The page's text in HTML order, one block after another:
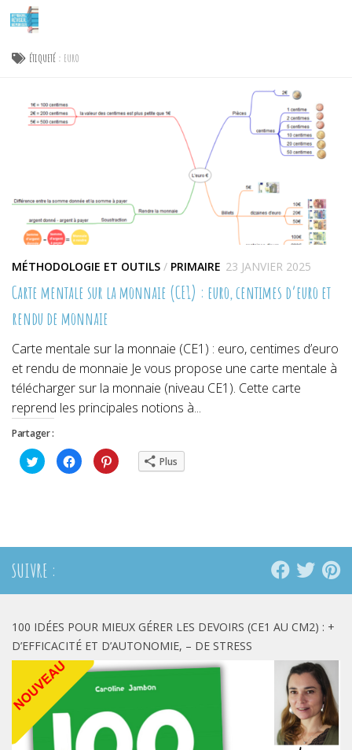
Skip to content
ÉTIQUETÉ : EURO
MÉTHODOLOGIE ET OUTILS / PRIMAIRE 23 JANVIER 2025
Carte mentale sur la monnaie (CE1) : euro, centimes d’euro et
rendu de monnaie
Carte mentale sur la monnaie (CE1) : euro, centimes d’euro
et rendu de monnaie Je vous propose une carte mentale à
télécharger sur la monnaie (niveau CE1). Cette carte
reprend les principales notions à...
Partager :
Cliquez
pour
partager
Cliquez
pour
partager
Cliquez
pour Plus
SUIVRE :
100 IDÉES POUR MIEUX GÉRER LES DEVOIRS (CE1 AU CM2) : +
D’EFFICACITÉ ET D’AUTONOMIE, – DE STRESS